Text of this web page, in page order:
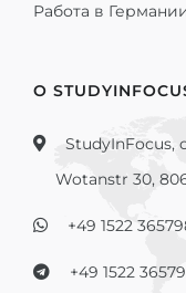
Работа в
О
StudyInFocus,
Wotanstr 30,
+49 1522
+49 1522